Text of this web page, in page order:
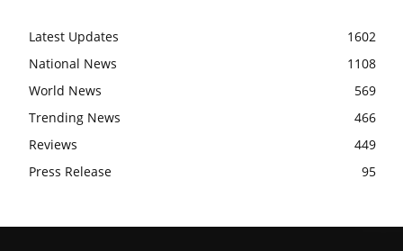
Latest Updates
1602
National News
1108
World News
569
Trending News
466
Reviews
449
Press Release
95